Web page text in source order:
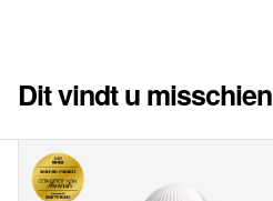
Dit vindt u